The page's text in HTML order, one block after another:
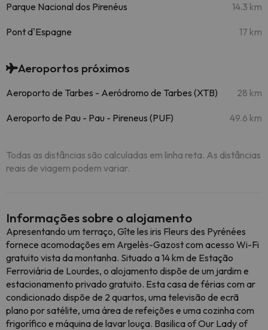
Parque Nacional dos Pirenéus 14.3 km
Pont d'Espagne 17 km
Aeroportos próximos
Aeroporto de Tarbes - Aeródromo de Tarbes (XTB) 28 km
Aeroporto de Pau - Pau - Pireneus (PUF) 49.6 km
Todas as distâncias são calculadas em linha reta. As distâncias
reais de viagem podem variar.
Informações sobre o alojamento
Apresentando um terraço, Gîte les iris Fleurs des Pyrénées
fornece acomodações em Argelès-Gazost com acesso Wi-Fi
gratuito vista da montanha. Situado a 14 km de Estação
Ferroviária de Lourdes, o alojamento dispõe de um jardim e
estacionamento privado gratuito. Esta casa de férias com ar
condicionado dispõe de 2 quartos, uma televisão de ecrã
plano por satélite, uma área de refeições e uma cozinha com
frigorífico e máquina de lavar louça. Basilica of Our Lady of